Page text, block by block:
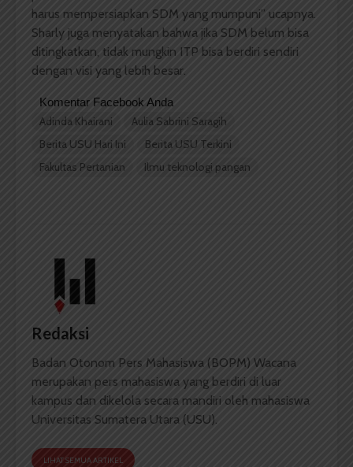
harus mempersiapkan SDM yang mumpuni” ucapnya.
Sharly juga menyatakan bahwa jika SDM belum bisa
ditingkatkan, tidak mungkin ITP bisa berdiri sendiri
dengan visi yang lebih besar.
Komentar Facebook Anda
Adinda Khairani
Aulia Sabrini Saragih
Berita USU Hari Ini
Berita USU Terkini
Fakultas Pertanian
Ilmu teknologi pangan
Redaksi
Badan Otonom Pers Mahasiswa (BOPM) Wacana
merupakan pers mahasiswa yang berdiri di luar
kampus dan dikelola secara mandiri oleh mahasiswa
Universitas Sumatera Utara (USU).
LIHAT SEMUA ARTIKEL